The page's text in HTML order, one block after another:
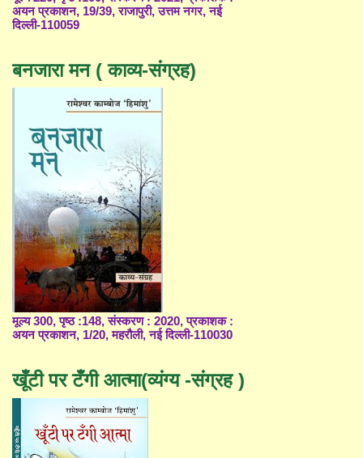
अयन प्रकाशन, 19/39, राजापुरी, उत्तम नगर, नई
दिल्ली-110059
बनजारा मन ( काव्य-संग्रह)
मूल्य 300, पृष्ठ :148, संस्करण : 2020, प्रकाशक :
अयन प्रकाशन, 1/20, महरौली, नई दिल्ली-110030
खूँटी पर टँगी आत्मा(व्यंग्य -संग्रह )